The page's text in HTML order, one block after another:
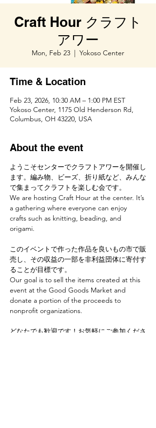
Craft Hour クラフト
アワー
Mon, Feb 23
  |
Yokoso Center
Time & Location
Feb 23, 2026, 10:30 AM – 1:00 PM EST
Yokoso Center, 1175 Old Henderson Rd,
Columbus, OH 43220, USA
About the event
ようこそセンターでクラフトアワーを開催し
ます。編み物、ビーズ、折り紙など、みんな
で集まってクラフトを楽しむ会です。
We are hosting Craft Hour at the center. It’s
a gathering where everyone can enjoy
crafts such as knitting, beading, and
origami.
このイベントで作った作品を良いもの市で販
売し、その収益の一部を非利益団体に寄付す
ることが目標です。
Our goal is to sell the items created at this
event at the Good Goods Market and
donate a portion of the proceeds to
nonprofit organizations.
どなたでも歓迎です！お気軽にご参加くださ